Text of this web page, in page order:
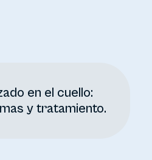
en el cuello:
y tratamiento.